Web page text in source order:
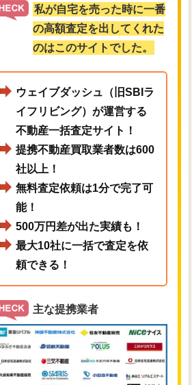
私が自宅を売った時に一番
の高額査定を出してくれた
のはこのサイトでした。
ウェイブダッシュ（旧SBIラ
イフリビング）が運営する
不動産一括査定サイト！
提携不動産買取業者数は600
社以上！
無料査定依頼は1分で完了可
能！
500万円差が出た実績も！
最大10社に一括で査定を依
頼できる！
主な提携業者